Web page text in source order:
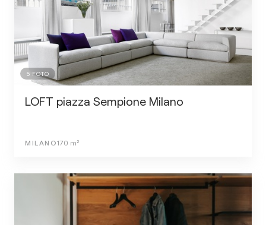
5 FOTO
LOFT piazza Sempione Milano
MILANO170 m²